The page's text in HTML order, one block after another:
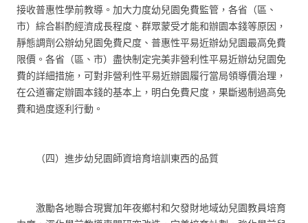
接收普惠性學前教導。加大力度幼兒園免費監管，各省（區、
市）綜合斟酌經濟成長程度、群眾蒙受才能和辦園本錢等原因，
靜態調劑公辦幼兒園免費尺度、普惠性平易近辦幼兒園最高免費
限價。各省（區、市）盡快制定完美非營利性平易近辦幼兒園免
費的詳細措施，可對非營利性平易近辦園履行當局領導價治理，
在公道審定辦園本錢的基本上，明白免費尺度，果斷遏制過高免
費和過度逐利行動。
（四）進步幼兒園師資培育培訓東西的品質
激勵各地聯合現實加年夜鄉村和欠發財地域幼兒園教員培育